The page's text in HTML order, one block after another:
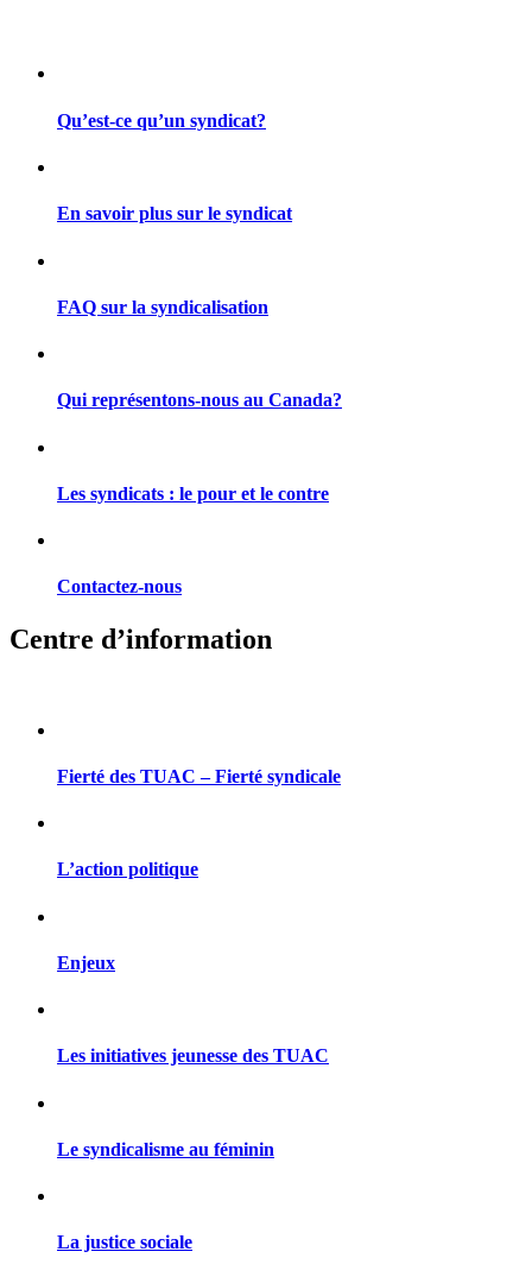
Qu’est-ce qu’un syndicat?
En savoir plus sur le syndicat
FAQ sur la syndicalisation
Qui représentons-nous au Canada?
Les syndicats : le pour et le contre
Contactez-nous
Centre d’information
Fierté des TUAC – Fierté syndicale
L’action politique
Enjeux
Les initiatives jeunesse des TUAC
Le syndicalisme au féminin
La justice sociale